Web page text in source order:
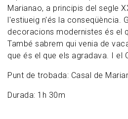
Marianao, a principis del segle
l'estiueig n'és la conseqüència.
decoracions modernistes és el
També sabrem qui venia de
que és el que els agradava. I el
Punt de trobada: Casal de
Durada: 1h 30m